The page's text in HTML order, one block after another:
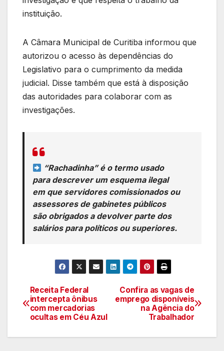
instituição.
A Câmara Municipal de Curitiba informou que
autorizou o acesso às dependências do
Legislativo para o cumprimento da medida
judicial. Disse também que está à disposição
das autoridades para colaborar com as
investigações.
“Rachadinha” é o termo usado
para descrever um esquema ilegal
em que servidores comissionados ou
assessores de gabinetes públicos
são obrigados a devolver parte dos
salários para políticos ou superiores.
Navegação
de
artigos
Confira as vagas de
emprego disponíveis
na Agência do
Trabalhador
Receita Federal
intercepta ônibus
com mercadorias
ocultas em Céu Azul